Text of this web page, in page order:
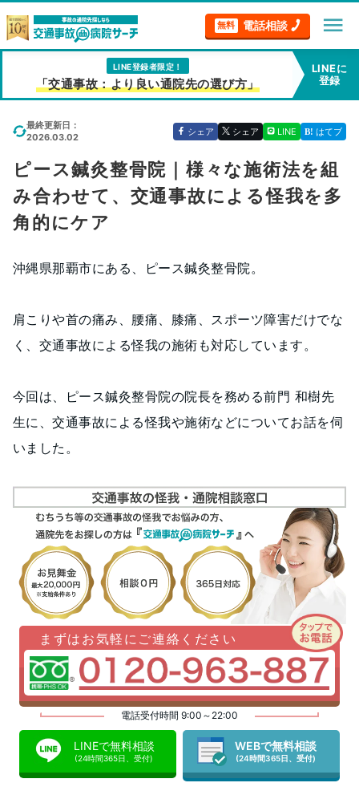
無料 電話相談 menu
LINE登録者限定！
「交通事故：より良い通院先の選び方」
LINEに
登録
最終更新日：
2026.03.02
シェア シェア LINE はてブ
ピース鍼灸整骨院｜様々な施術法を組
み合わせて、交通事故による怪我を多
角的にケア
沖縄県那覇市にある、ピース鍼灸整骨院。
肩こりや首の痛み、腰痛、膝痛、スポーツ障害だけでな
く、交通事故による怪我の施術も対応しています。
今回は、ピース鍼灸整骨院の院長を務める前門 和樹先
生に、交通事故による怪我や施術などについてお話を伺
いました。
まずはお気軽にご連絡ください
電話受付時間 9:00～22:00
LINEで無料相談
(24時間365日、受付)
WEBで無料相談
(24時間365日、受付)